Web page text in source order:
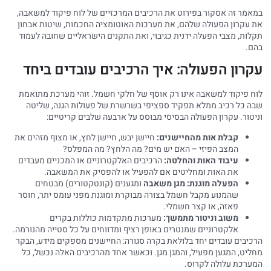
במאמר זה אסקור בפירוט את הרכיבים המרכזיים של לוח פיקוד למשאבה,
את עקרון הפעולה שלהם, את מערכות האוטומציה החכמות, שיטות אבחון
תקלות, מצבי הפעלה ידנית כגיבוי, ואת התקנים הישראליים שחובה לעמוד
בהם.
עקרון הפעולה: איך הרכיבים עובדים ביחד
לוח פיקוד למשאבה אינו רק אוסף של חלקי חשמל. זוהי מערכת מתואמת
שבה כל רכיב ממלא תפקיד ספציפי בשרשרת של פעולות הגנה, שליטה
וניטור. עקרון הפעולה הבסיסי מבוסס על ארבעה שלבים קריטיים:
קבלת אות מהחיישנים: חיישן יבש, חיישן לחץ, או מצוף מזהים את
המצב הפיזי – האם יש מים? מה הלחץ? מה המפלס?
עיבוד האות והחלטה:הרכיבים האלקטרוניים או המכניים מעבדים
את האות ומחליטים אם להפעיל או להפסיק את המשאבה.
הפעלה מוגנת:מגן משאבה ומגענים (קונטקטורים) מבטחים
שהמנוע מקבל חשמל בצורה מבוקרת ומוגנת מפני עומס יתר, חוסר
פאזה, או קצר חשמלי.
משוב וניטור מתמשך: מערכות מתקדמות כוללות בקרים
אלקטרוניים שמנטרים באופן רציף ומדווחים על כל סטייה מהנורמה.
הרכיבים עובדים יחד בלולאת בקרה סגורה: החיישנים מספקים מידע, הבקר
מחליט, המגען מפעיל, והמגן מגן. וכאשר אחד מהרכיבים האלה נכשל, כל
המערכת עלולה לקרוס.